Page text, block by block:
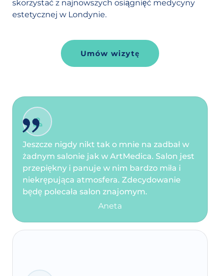
skorzystać z najnowszych osiągnięć medycyny
estetycznej w Londynie.
Umów wizytę
Aneta
Jeszcze nigdy nikt tak o mnie na zadbał w
żadnym salonie jak w ArtMedica. Salon jest
przepiękny i panuje w nim bardzo miła i
niekrępująca atmosfera. Zdecydowanie
będę polecała salon znajomym.